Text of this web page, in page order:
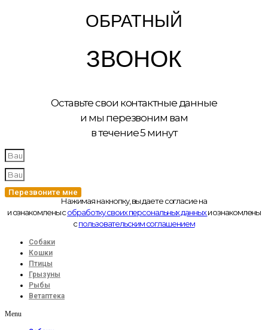
ОБРАТНЫЙ
ЗВОНОК
Оставьте свои контактные данные
и мы перезвоним вам
в течение 5 минут
Перезвоните мне
Нажимая на кнопку, вы даете согласие на
и ознакомлены собработку своих персональных данныхи ознакомлены
спользовательским соглашением
Собаки
Кошки
Птицы
Грызуны
Рыбы
Ветаптека
Menu